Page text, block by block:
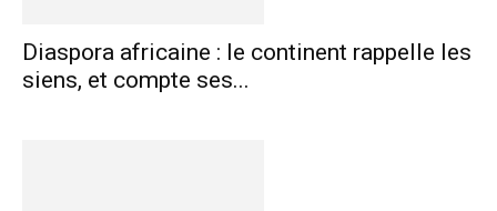
Diaspora africaine : le continent rappelle les
siens, et compte ses...